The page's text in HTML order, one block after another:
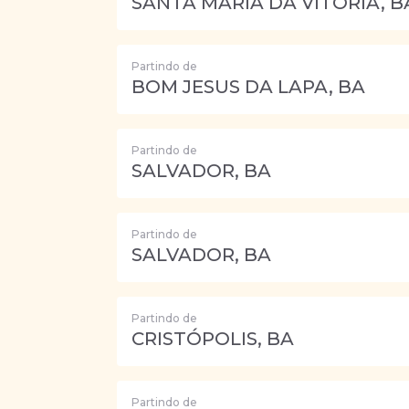
Partindo de
BOM JESUS DA LAPA, BA
Partindo de
SALVADOR, BA
Partindo de
SALVADOR, BA
Partindo de
CRISTÓPOLIS, BA
Partindo de